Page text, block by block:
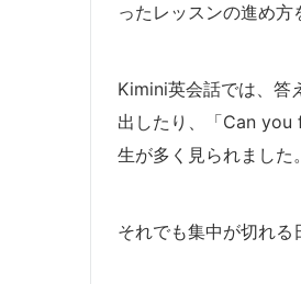
ったレッスンの進め方
Kimini英会話では、答
出したり、「Can
生が多く見られました。
それでも集中が切れる